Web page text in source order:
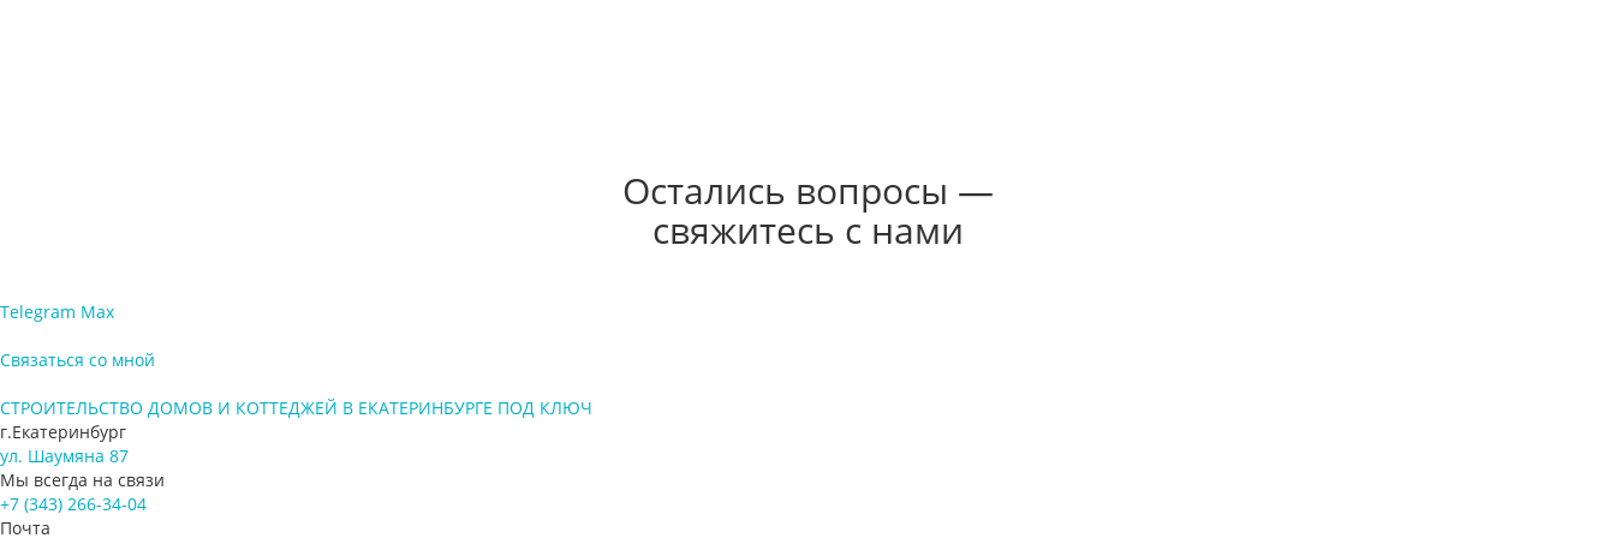
Остались вопросы —
свяжитесь с нами
Telegram Max
Связаться со мной
СТРОИТЕЛЬСТВО ДОМОВ И КОТТЕДЖЕЙ В ЕКАТЕРИНБУРГЕ ПОД КЛЮЧ
г.Екатеринбург
ул. Шаумяна 87
Мы всегда на связи
+7 (343) 266-34-04
Почта